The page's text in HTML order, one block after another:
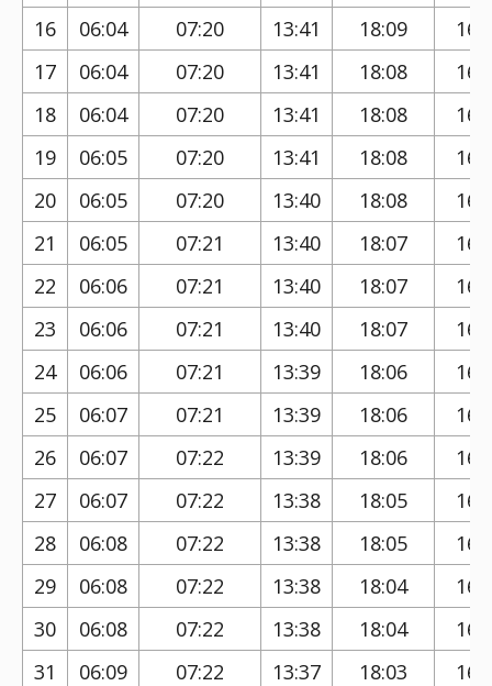
16
06:04 07:20 13:41 18:09
17
06:04 07:20 13:41 18:08
18
06:04 07:20 13:41 18:08
19
06:05 07:20 13:41 18:08
20
06:05 07:20 13:40 18:08
21
06:05 07:21 13:40 18:07
22
06:06 07:21 13:40 18:07
23
06:06 07:21 13:40 18:07
24
06:06 07:21 13:39 18:06
25
06:07 07:21 13:39 18:06
26
06:07 07:22 13:39 18:06
27
06:07 07:22 13:38 18:05
28
06:08 07:22 13:38 18:05
29
06:08 07:22 13:38 18:04
30
06:08 07:22 13:38 18:04
31
06:09 07:22 13:37 18:03